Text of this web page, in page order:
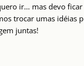
ir… mas devo
trocar umas idéias
juntas!